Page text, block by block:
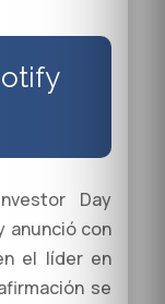
Day
anunció con
el líder en
se